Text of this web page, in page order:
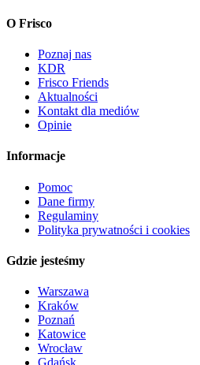
O Frisco
Poznaj nas
KDR
Frisco Friends
Aktualności
Kontakt dla mediów
Opinie
Informacje
Pomoc
Dane firmy
Regulaminy
Polityka prywatności i cookies
Gdzie jesteśmy
Warszawa
Kraków
Poznań
Katowice
Wrocław
Gdańsk